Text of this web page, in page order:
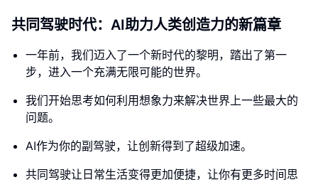
共同驾驶时代：AI助力人类创造力的新篇章
一年前，我们迈入了一个新时代的黎明，踏出了第一
步，进入一个充满无限可能的世界。
我们开始思考如何利用想象力来解决世界上一些最大的
问题。
AI作为你的副驾驶，让创新得到了超级加速。
共同驾驶让日常生活变得更加便捷，让你有更多时间思